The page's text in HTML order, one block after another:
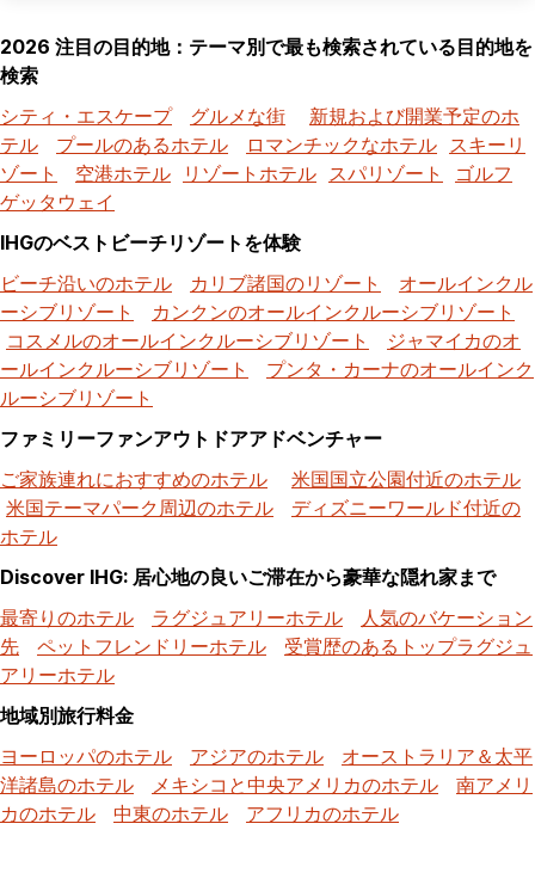
2026 注目の目的地：テーマ別で最も検索されている目的地を
検索
シティ・エスケープ
グルメな街
新規および開業予定のホ
テル
プールのあるホテル ロマンチックなホテル スキーリ
ゾート
空港ホテル リゾートホテル スパリゾート
ゴルフ
ゲッタウェイ
IHGのベストビーチリゾートを体験
ビーチ沿いのホテル
カリブ諸国のリゾート
オールインクル
ーシブリゾート
カンクンのオールインクルーシブリゾート
コスメルのオールインクルーシブリゾート
ジャマイカのオ
ールインクルーシブリゾート
プンタ・カーナのオールインク
ルーシブリゾート
ファミリーファンアウトドアアドベンチャー
ご家族連れにおすすめのホテル
米国国立公園付近のホテル
米国テーマパーク周辺のホテル
ディズニーワールド付近の
ホテル
Discover IHG: 居心地の良いご滞在から豪華な隠れ家まで
最寄りのホテル
ラグジュアリーホテル
人気のバケーション
先
ペットフレンドリーホテル
受賞歴のあるトップラグジュ
アリーホテル
地域別旅行料金
ヨーロッパのホテル
アジアのホテル
オーストラリア＆太平
洋諸島のホテル
メキシコと中央アメリカのホテル
南アメリ
カのホテル
中東のホテル アフリカのホテル